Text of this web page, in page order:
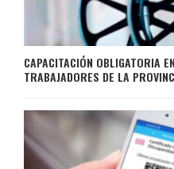
CAPACITACIÓN OBLIGATORIA
TRABAJADORES DE LA